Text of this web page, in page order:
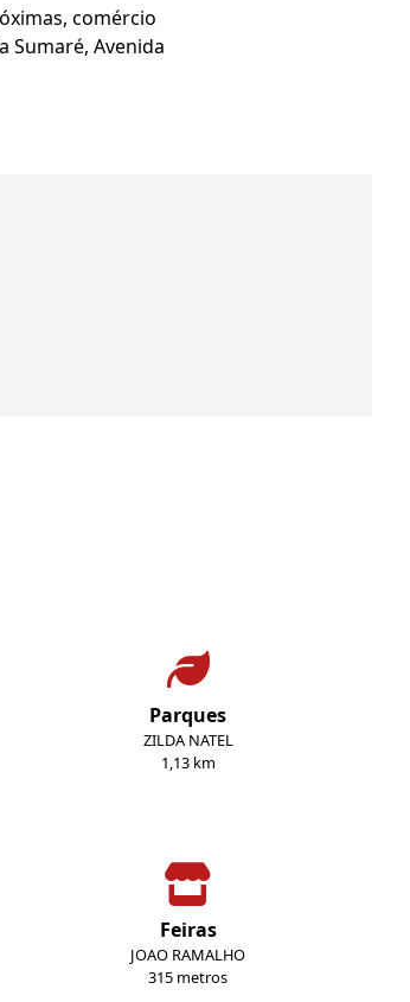
comércio
Sumaré, Avenida
Parques
ZILDA NATEL
1,13 km
Feiras
JOAO RAMALHO
315 metros